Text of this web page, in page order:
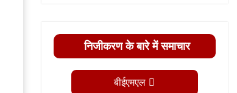
निजीकरण के बारे में समाचार
बीईएमएल